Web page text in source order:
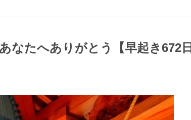
なたへありがとう【早起き672日